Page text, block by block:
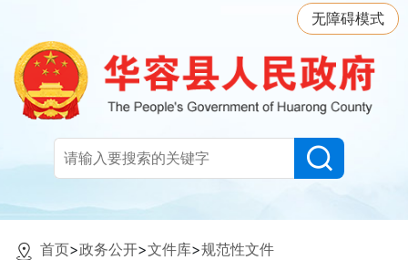
无障碍模式
首页>政务公开>文件库>规范性文件